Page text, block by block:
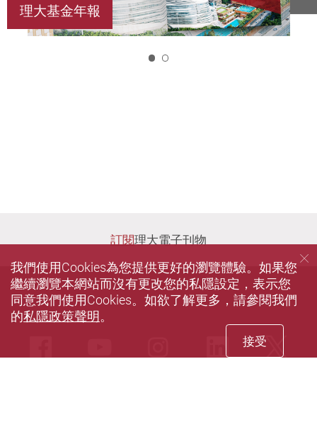
理大基金年報
訂閱理大電子刊物
instagramLinkedIn
我們使用Cookies為您提供更好的瀏覽體驗。如果您
繼續瀏覽本網站而沒有更改您的私隱設定，表示您
同意我們使用Cookies。如欲了解更多，請參閱我們
的私隱政策聲明。
接受